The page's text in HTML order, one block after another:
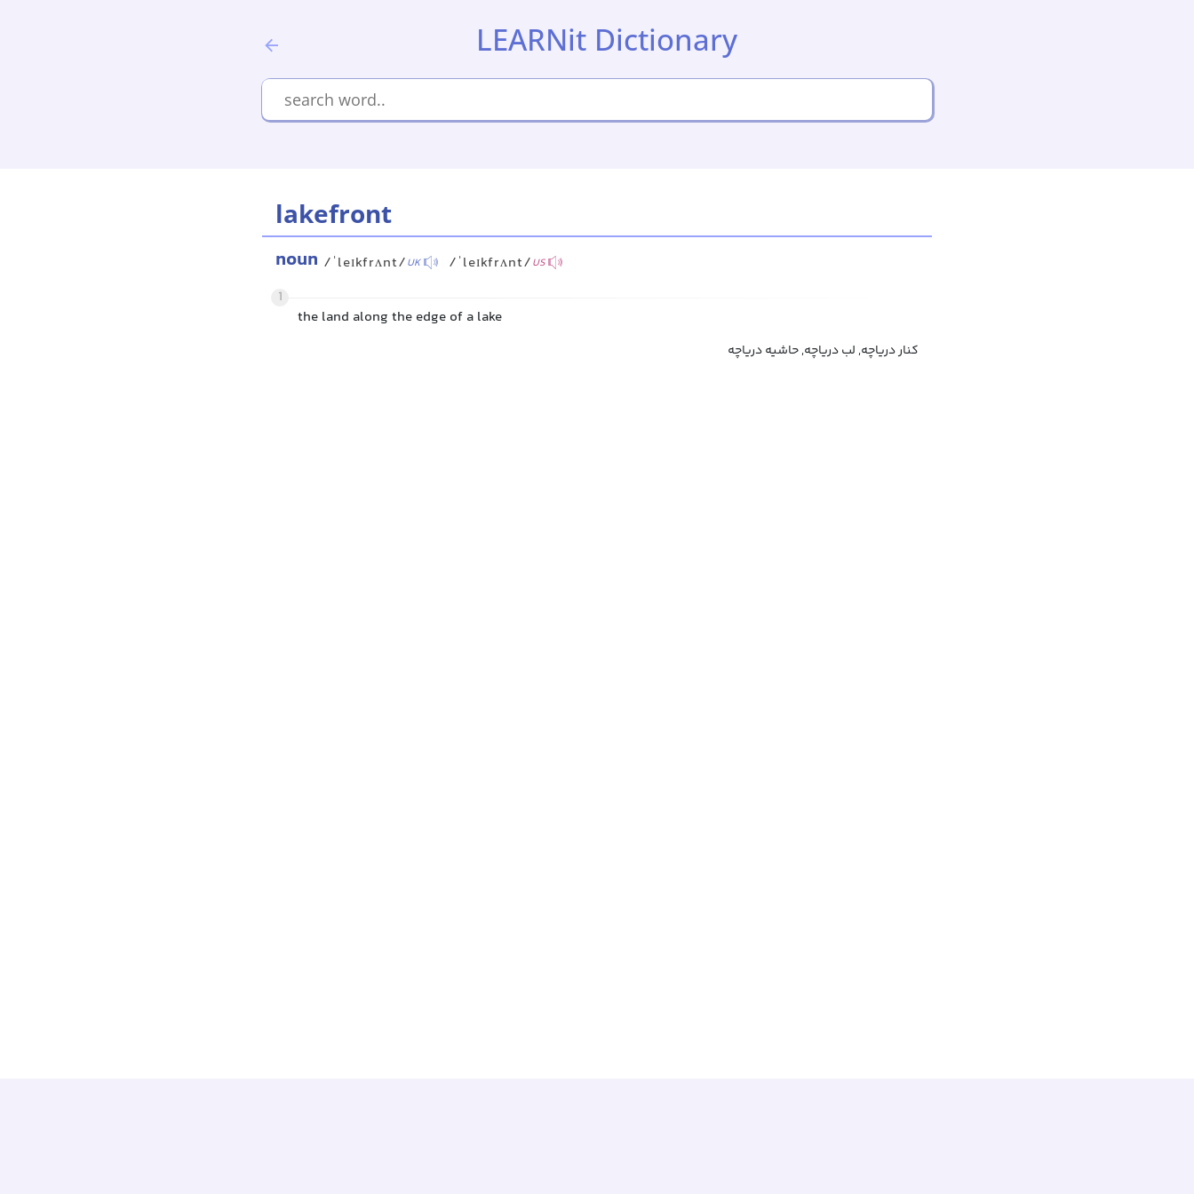
LEARNit Dictionary
lakefront
noun /ˈleɪkfrʌnt/UK /ˈleɪkfrʌnt/US
1
the land along the edge of a lake
کنار دریاچه, لب دریاچه, حاشیه دریاچه